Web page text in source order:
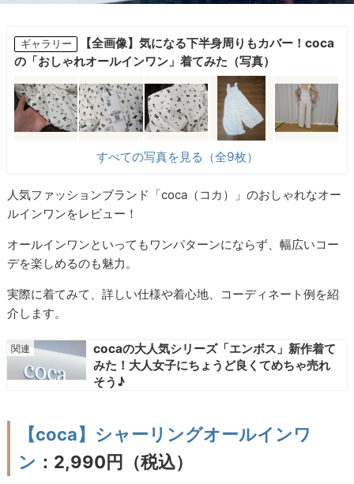
ギャラリー
【全画像】気になる下半身周りもカバー！coca
の「おしゃれオールインワン」着てみた（写真）
すべての写真を見る（全9枚）
人気ファッションブランド「coca（コカ）」のおしゃれなオー
ルインワンをレビュー！
オールインワンといってもワンパターンにならず、幅広いコー
デを楽しめるのも魅力。
実際に着てみて、詳しい仕様や着心地、コーディネート例を紹
介します。
cocaの大人気シリーズ「エンボス」新作着て
みた！大人女子にちょうど良くてめちゃ売れ
そう♪
【coca】シャーリングオールインワ
ン ：2,990円（税込）